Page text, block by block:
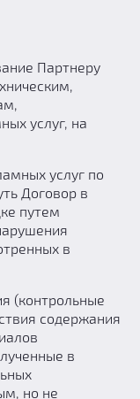
Партнеру
услуг, на
услуг по
Договор в
путем
в
(контрольные
содержания
в
но не